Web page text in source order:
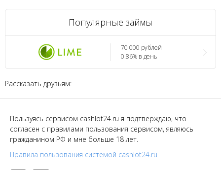
Популярные займы
70 000 рублей
0.86% в день
Рассказать друзьям:
Пользуясь сервисом cashlot24.ru я подтверждаю, что
согласен с правилами пользования сервисом, являюсь
гражданином РФ и мне больше 18 лет.
Правила пользования системой cashlot24.ru